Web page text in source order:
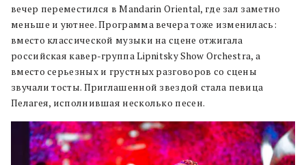
вечер переместился в Mandarin Oriental, где зал заметно
меньше и уютнее. Программа вечера тоже изменилась:
вместо классической музыки на сцене отжигала
российская кавер-группа Lipnitsky Show Orchestra, а
вместо серьезных и грустных разговоров со сцены
звучали тосты. Приглашенной звездой стала певица
Пелагея, исполнившая несколько песен.